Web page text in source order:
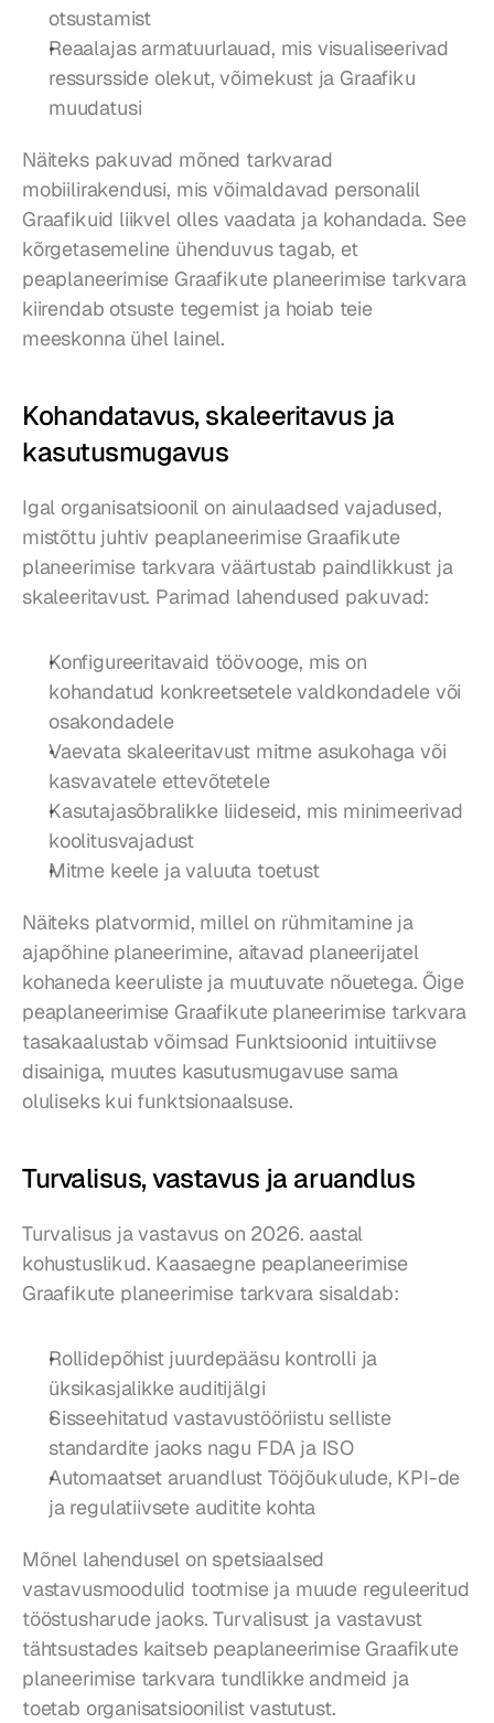
otsustamist
Reaalajas armatuurlauad, mis visualiseerivad
ressursside olekut, võimekust ja Graafiku
muudatusi
Näiteks pakuvad mõned tarkvarad
mobiilirakendusi, mis võimaldavad personalil
Graafikuid liikvel olles vaadata ja kohandada. See
kõrgetasemeline ühenduvus tagab, et
peaplaneerimise Graafikute planeerimise tarkvara
kiirendab otsuste tegemist ja hoiab teie
meeskonna ühel lainel.
Kohandatavus, skaleeritavus ja
kasutusmugavus
Igal organisatsioonil on ainulaadsed vajadused,
mistõttu juhtiv peaplaneerimise Graafikute
planeerimise tarkvara väärtustab paindlikkust ja
skaleeritavust. Parimad lahendused pakuvad:
Konfigureeritavaid töövooge, mis on
kohandatud konkreetsetele valdkondadele või
osakondadele
Vaevata skaleeritavust mitme asukohaga või
kasvavatele ettevõtetele
Kasutajasõbralikke liideseid, mis minimeerivad
koolitusvajadust
Mitme keele ja valuuta toetust
Näiteks platvormid, millel on rühmitamine ja
ajapõhine planeerimine, aitavad planeerijatel
kohaneda keeruliste ja muutuvate nõuetega. Õige
peaplaneerimise Graafikute planeerimise tarkvara
tasakaalustab võimsad Funktsioonid intuitiivse
disainiga, muutes kasutusmugavuse sama
oluliseks kui funktsionaalsuse.
Turvalisus, vastavus ja aruandlus
Turvalisus ja vastavus on 2026. aastal
kohustuslikud. Kaasaegne peaplaneerimise
Graafikute planeerimise tarkvara sisaldab:
Rollidepõhist juurdepääsu kontrolli ja
üksikasjalikke auditijälgi
Sisseehitatud vastavustööriistu selliste
standardite jaoks nagu FDA ja ISO
Automaatset aruandlust Tööjõukulude, KPI-de
ja regulatiivsete auditite kohta
Mõnel lahendusel on spetsiaalsed
vastavusmoodulid tootmise ja muude reguleeritud
tööstusharude jaoks. Turvalisust ja vastavust
tähtsustades kaitseb peaplaneerimise Graafikute
planeerimise tarkvara tundlikke andmeid ja
toetab organisatsioonilist vastutust.